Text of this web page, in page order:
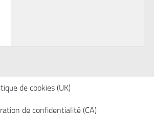
de cookies (UK)
de confidentialité (CA)